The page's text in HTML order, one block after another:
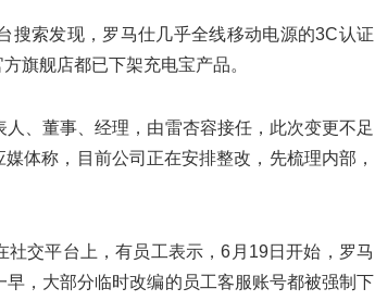
搜索发现，罗马仕几乎全线移动电源的3C认证
旗舰店都已下架充电宝产品。
、董事、经理，由雷杏容接任，此次变更不足
体称，目前公司正在安排整改，先梳理内部，
交平台上，有员工表示，6月19日开始，罗马
，大部分临时改编的员工客服账号都被强制下